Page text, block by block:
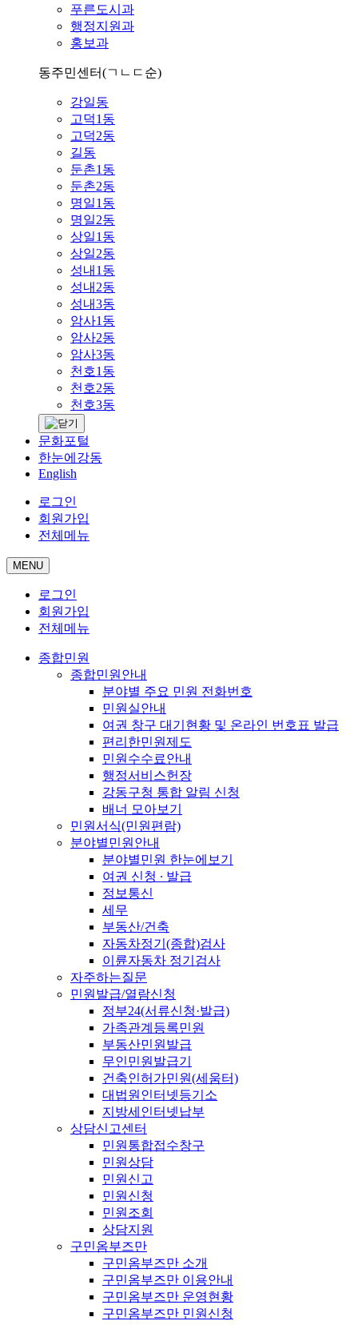
푸른도시과
행정지원과
홍보과
동주민센터(ㄱㄴㄷ순)
강일동
고덕1동
고덕2동
길동
둔촌1동
둔촌2동
명일1동
명일2동
상일1동
상일2동
성내1동
성내2동
성내3동
암사1동
암사2동
암사3동
천호1동
천호2동
천호3동
문화포털
한눈에강동
English
로그인
회원가입
전체메뉴
MENU
로그인
회원가입
전체메뉴
종합민원
종합민원안내
분야별 주요 민원 전화번호
민원실안내
여권 창구 대기현황 및 온라인 번호표 발급
편리한민원제도
민원수수료안내
행정서비스헌장
강동구청 통합 알림 신청
배너 모아보기
민원서식(민원편람)
분야별민원안내
분야별민원 한눈에보기
여권 신청 ∙ 발급
정보통신
세무
부동산/건축
자동차정기(종합)검사
이륜자동차 정기검사
자주하는질문
민원발급/열람신청
정부24(서류신청·발급)
가족관계등록민원
부동산민원발급
무인민원발급기
건축인허가민원(세움터)
대법원인터넷등기소
지방세인터넷납부
상담신고센터
민원통합접수창구
민원상담
민원신고
민원신청
민원조회
상담지원
구민옴부즈만
구민옴부즈만 소개
구민옴부즈만 이용안내
구민옴부즈만 운영현황
구민옴부즈만 민원신청